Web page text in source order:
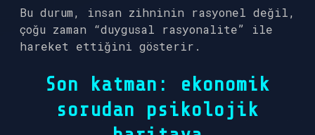
Bu durum, insan zihninin rasyonel değil,
çoğu zaman “duygusal rasyonalite” ile
hareket ettiğini gösterir.
Son katman: ekonomik
sorudan psikolojik